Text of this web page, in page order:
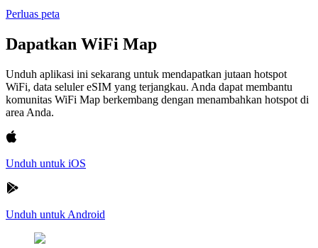
Perluas peta
Dapatkan WiFi Map
Unduh aplikasi ini sekarang untuk mendapatkan jutaan hotspot
WiFi, data seluler eSIM yang terjangkau. Anda dapat membantu
komunitas WiFi Map berkembang dengan menambahkan hotspot di
area Anda.
Unduh untuk iOS
Unduh untuk Android